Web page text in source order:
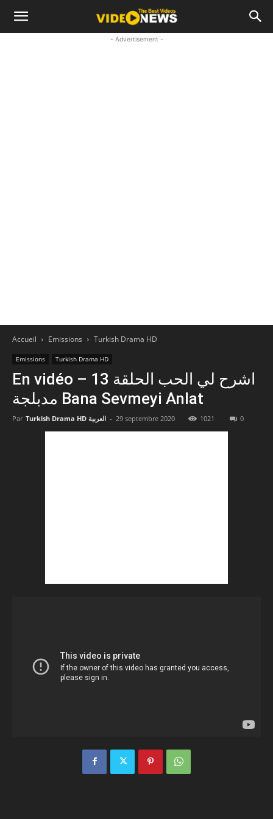
- Advertisement -
Accueil Emissions Turkish Drama HD
Emissions Turkish Drama HD
En vidéo – اشرح لي الحب الحلقة 13
مدبلجة Bana Sevmeyi Anlat
Par Turkish Drama HD العربية - 29 septembre 2020 1021 0